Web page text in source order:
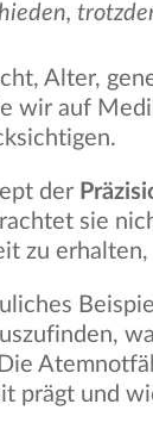
Alter,
wir auf
der
sie
zu
prägt und